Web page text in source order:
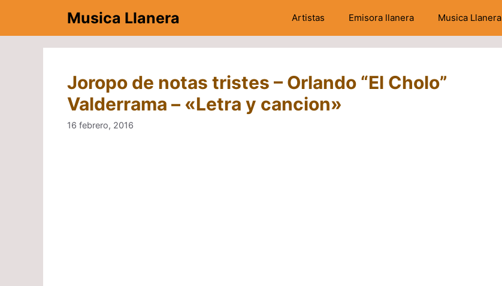
contenido
Musica Llanera Artistas Emisora llanera Musica Llanera
Joropo de notas tristes – Orlando “El Cholo”
Valderrama – «Letra y cancion»
16 febrero, 2016